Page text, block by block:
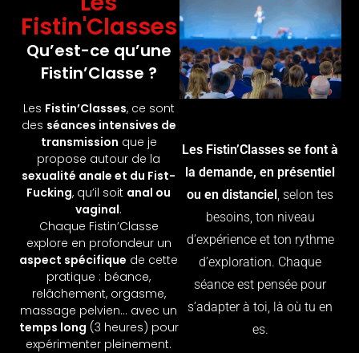
Les Fistin’Classes se font à
la demande, en présentiel
ou en distanciel , selon tes
besoins, ton niveau
d’expérience et ton rythme
d’exploration. Chaque
séance est pensée pour
s’adapter à toi, là où tu en
es.
Fistin'Classes
Qu’est-ce qu’une
Fistin’Classe ?
Les Fistin’Classes, ce sont
des séances intensives de
transmission que je
propose autour de la
sexualité anale et du Fist-
Fucking, qu’il soit anal ou
vaginal.
Chaque Fistin’Classe
explore en profondeur un
aspect spécifique de cette
pratique : béance,
relâchement, orgasme,
massage pelvien… avec un
temps long (3 heures) pour
expérimenter pleinement.